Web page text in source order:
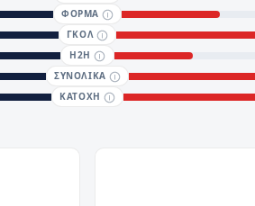
ΦΟΡΜΑ
ΓΚΟΛ
H2H
ΣΥΝΟΛΙΚΑ
KATOXH